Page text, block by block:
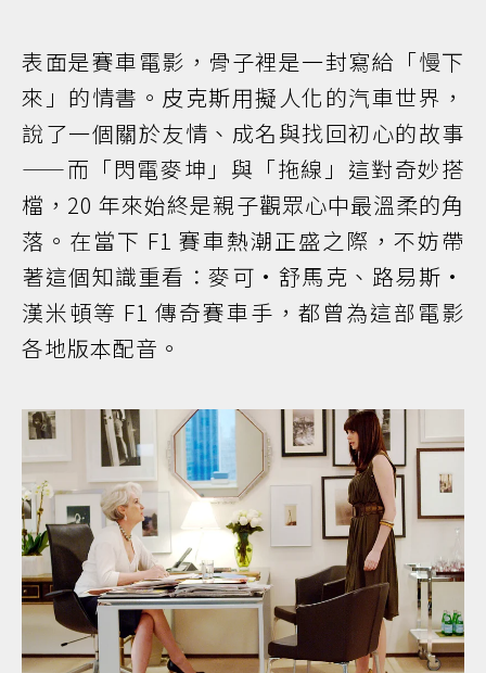
表面是賽車電影，骨子裡是一封寫給「慢下
來」的情書。皮克斯用擬人化的汽車世界，
說了一個關於友情、成名與找回初心的故事
——而「閃電麥坤」與「拖線」這對奇妙搭
檔，20 年來始終是親子觀眾心中最溫柔的角
落。在當下 F1 賽車熱潮正盛之際，不妨帶
著這個知識重看：麥可·舒馬克、路易斯·
漢米頓等 F1 傳奇賽車手，都曾為這部電影
各地版本配音。